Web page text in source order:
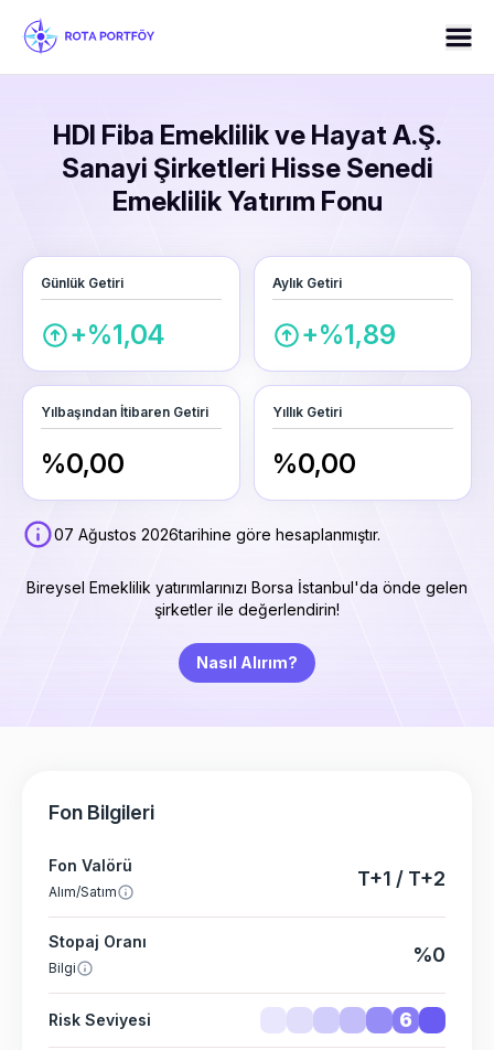
HDI Fiba Emeklilik ve Hayat A.Ş.
Sanayi Şirketleri Hisse Senedi
Emeklilik Yatırım Fonu
Günlük Getiri
+%1,04
Aylık Getiri
+%1,89
Yılbaşından İtibaren Getiri
%0,00
Yıllık Getiri
%0,00
07 Ağustos 2026tarihine göre hesaplanmıştır.
Bireysel Emeklilik yatırımlarınızı Borsa İstanbul'da önde gelen
şirketler ile değerlendirin!
Nasıl Alırım?
Fon Bilgileri
Fon Valörü
Alım/Satım
T+1 / T+2
Stopaj Oranı
Bilgi
%0
Risk Seviyesi 6